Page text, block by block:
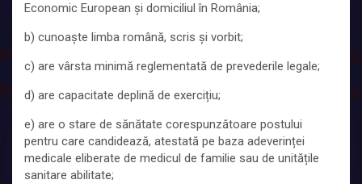
Economic European și domiciliul în România;
b) cunoaște limba română, scris și vorbit;
c) are vârsta minimă reglementată de prevederile legale;
d) are capacitate deplină de exercițiu;
e) are o stare de sănătate corespunzătoare postului
pentru care candidează, atestată pe baza adeverinței
medicale eliberate de medicul de familie sau de unitățile
sanitare abilitate;